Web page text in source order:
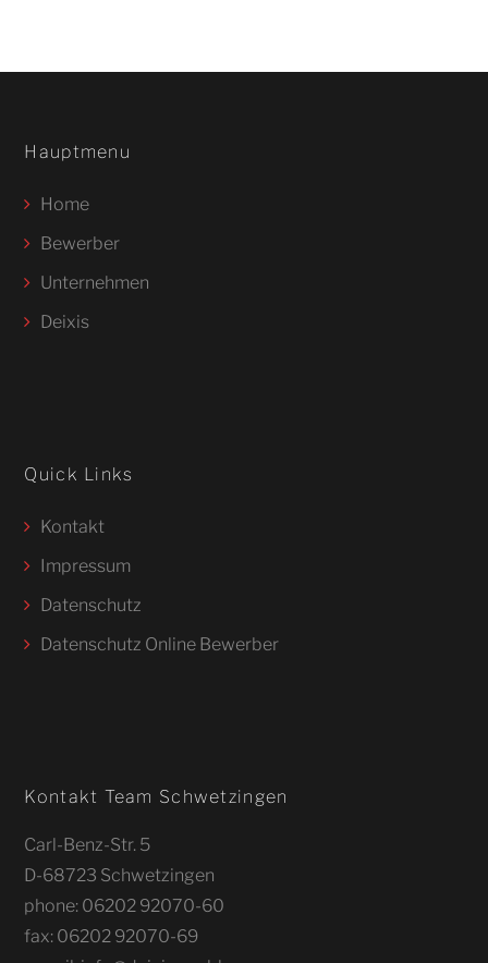
Hauptmenu
Home
Bewerber
Unternehmen
Deixis
Quick Links
Kontakt
Impressum
Datenschutz
Datenschutz Online Bewerber
Kontakt Team Schwetzingen
Carl-Benz-Str. 5
D-68723 Schwetzingen
phone: 06202 92070-60
fax: 06202 92070-69